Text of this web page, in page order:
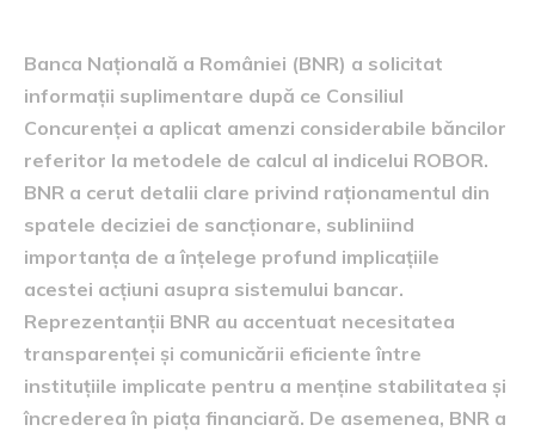
Banca Națională a României (BNR) a solicitat
informații suplimentare după ce Consiliul
Concurenței a aplicat amenzi considerabile băncilor
referitor la metodele de calcul al indicelui ROBOR.
BNR a cerut detalii clare privind raționamentul din
spatele deciziei de sancționare, subliniind
importanța de a înțelege profund implicațiile
acestei acțiuni asupra sistemului bancar.
Reprezentanții BNR au accentuat necesitatea
transparenței și comunicării eficiente între
instituțiile implicate pentru a menține stabilitatea și
încrederea în piața financiară. De asemenea, BNR a